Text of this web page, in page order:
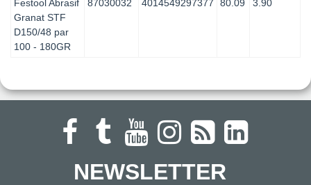
Festool Abrasif
Granat STF
D150/48 par
100 - 180GR
87030032 4014549297377 80.09 3.90
NEWSLETTER